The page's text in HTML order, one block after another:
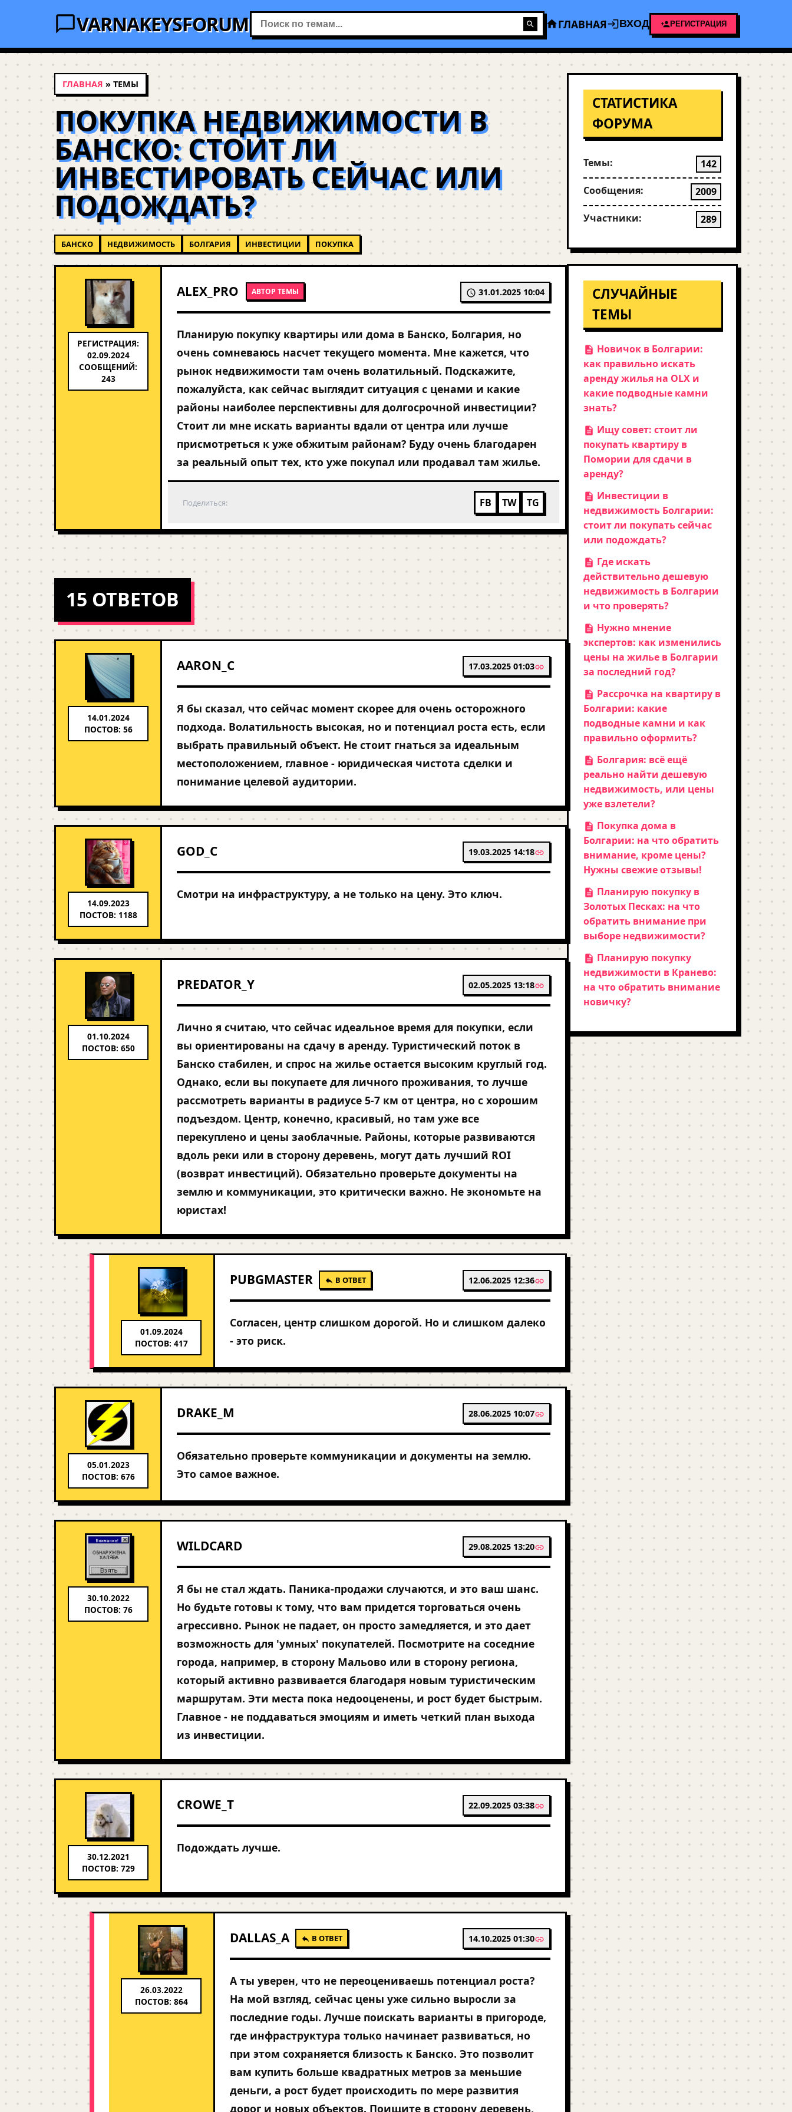
VARNAKEYSFORUM ГЛАВНАЯ ВХОД РЕГИСТРАЦИЯ
ГЛАВНАЯ » ТЕМЫ
ПОКУПКА НЕДВИЖИМОСТИ В
БАНСКО: СТОИТ ЛИ
ИНВЕСТИРОВАТЬ СЕЙЧАС ИЛИ
ПОДОЖДАТЬ?
БАНСКО НЕДВИЖИМОСТЬ БОЛГАРИЯ ИНВЕСТИЦИИ ПОКУПКА
РЕГИСТРАЦИЯ:
02.09.2024
СООБЩЕНИЙ:
243
ALEX_PRO АВТОР ТЕМЫ 31.01.2025 10:04
Планирую покупку квартиры или дома в Банско, Болгария, но
очень сомневаюсь насчет текущего момента. Мне кажется, что
рынок недвижимости там очень волатильный. Подскажите,
пожалуйста, как сейчас выглядит ситуация с ценами и какие
районы наиболее перспективны для долгосрочной инвестиции?
Стоит ли мне искать варианты вдали от центра или лучше
присмотреться к уже обжитым районам? Буду очень благодарен
за реальный опыт тех, кто уже покупал или продавал там жилье.
Поделиться: FB TW TG
15 ОТВЕТОВ
14.01.2024
ПОСТОВ: 56
AARON_C 17.03.2025 01:03
Я бы сказал, что сейчас момент скорее для очень осторожного
подхода. Волатильность высокая, но и потенциал роста есть, если
выбрать правильный объект. Не стоит гнаться за идеальным
местоположением, главное - юридическая чистота сделки и
понимание целевой аудитории.
14.09.2023
ПОСТОВ: 1188
GOD_C 19.03.2025 14:18
Смотри на инфраструктуру, а не только на цену. Это ключ.
01.10.2024
ПОСТОВ: 650
PREDATOR_Y 02.05.2025 13:18
Лично я считаю, что сейчас идеальное время для покупки, если
вы ориентированы на сдачу в аренду. Туристический поток в
Банско стабилен, и спрос на жилье остается высоким круглый год.
Однако, если вы покупаете для личного проживания, то лучше
рассмотреть варианты в радиусе 5-7 км от центра, но с хорошим
подъездом. Центр, конечно, красивый, но там уже все
перекуплено и цены заоблачные. Районы, которые развиваются
вдоль реки или в сторону деревень, могут дать лучший ROI
(возврат инвестиций). Обязательно проверьте документы на
землю и коммуникации, это критически важно. Не экономьте на
юристах!
01.09.2024
ПОСТОВ: 417
PUBGMASTER В ОТВЕТ 12.06.2025 12:36
Согласен, центр слишком дорогой. Но и слишком далеко
- это риск.
05.01.2023
ПОСТОВ: 676
DRAKE_M 28.06.2025 10:07
Обязательно проверьте коммуникации и документы на землю.
Это самое важное.
30.10.2022
ПОСТОВ: 76
WILDCARD 29.08.2025 13:20
Я бы не стал ждать. Паника-продажи случаются, и это ваш шанс.
Но будьте готовы к тому, что вам придется торговаться очень
агрессивно. Рынок не падает, он просто замедляется, и это дает
возможность для 'умных' покупателей. Посмотрите на соседние
города, например, в сторону Мальово или в сторону региона,
который активно развивается благодаря новым туристическим
маршрутам. Эти места пока недооценены, и рост будет быстрым.
Главное - не поддаваться эмоциям и иметь четкий план выхода
из инвестиции.
30.12.2021
ПОСТОВ: 729
CROWE_T 22.09.2025 03:38
Подождать лучше.
26.03.2022
ПОСТОВ: 864
DALLAS_A В ОТВЕТ 14.10.2025 01:30
А ты уверен, что не переоцениваешь потенциал роста?
На мой взгляд, сейчас цены уже сильно выросли за
последние годы. Лучше поискать варианты в пригороде,
где инфраструктура только начинает развиваться, но
при этом сохраняется близость к Банско. Это позволит
вам купить больше квадратных метров за меньшие
деньги, а рост будет происходить по мере развития
дорог и новых объектов. Поищите в сторону деревень,
СТАТИСТИКА
ФОРУМА
Темы: 142
Сообщения: 2009
Участники: 289
СЛУЧАЙНЫЕ
ТЕМЫ
Новичок в Болгарии:
как правильно искать
аренду жилья на OLX и
какие подводные камни
знать?
Ищу совет: стоит ли
покупать квартиру в
Помории для сдачи в
аренду?
Инвестиции в
недвижимость Болгарии:
стоит ли покупать сейчас
или подождать?
Где искать
действительно дешевую
недвижимость в Болгарии
и что проверять?
Нужно мнение
экспертов: как изменились
цены на жилье в Болгарии
за последний год?
Рассрочка на квартиру в
Болгарии: какие
подводные камни и как
правильно оформить?
Болгария: всё ещё
реально найти дешевую
недвижимость, или цены
уже взлетели?
Покупка дома в
Болгарии: на что обратить
внимание, кроме цены?
Нужны свежие отзывы!
Планирую покупку в
Золотых Песках: на что
обратить внимание при
выборе недвижимости?
Планирую покупку
недвижимости в Кранево:
на что обратить внимание
новичку?